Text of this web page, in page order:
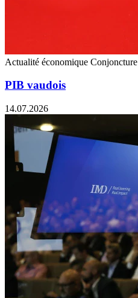
Actualité économique Conjoncture
PIB vaudois
14.07.2026